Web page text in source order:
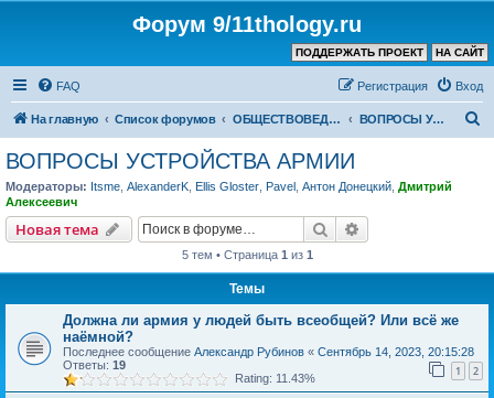
Форум 9/11thology.ru
НА САЙТ
ПОДДЕРЖАТЬ ПРОЕКТ
FAQ Вход
Регистрация
На главную Список форумов ОБЩЕСТВОВЕДЕНИЕ и РЕЛИГИЯ ВОПРОСЫ УСТРОЙСТВА АРМИИ
ВОПРОСЫ УСТРОЙСТВА АРМИИ
Модераторы: Itsme AlexanderK Ellis Gloster Pavel Антон Донецкий Дмитрий
Алексеевич
Новая тема Поиск
5 тем • Страница 1 из 1
Темы
Должна ли армия у людей быть всеобщей? Или всё же
наёмной?
Последнее сообщение Александр Рубинов « Сентябрь 14, 2023, 20:15:28
Ответы: 19 1 2
Rating: 11.43%